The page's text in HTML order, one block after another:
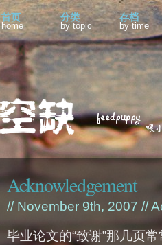
首页
home
分类
by topic
存档
by time
Acknowledgement
// November 9th, 2007 //
毕业论文的“致谢”那几页